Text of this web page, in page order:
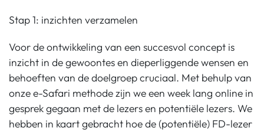
Stap 1: inzichten verzamelen
Voor de ontwikkeling van een succesvol concept is
inzicht in de gewoontes en dieperliggende wensen en
behoeften van de doelgroep cruciaal. Met behulp van
onze e-Safari methode zijn we een week lang online in
gesprek gegaan met de lezers en potentiële lezers. We
hebben in kaart gebracht hoe de (potentiële) FD-lezer